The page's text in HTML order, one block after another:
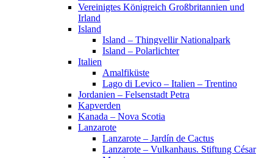
Vereinigtes Königreich Großbritannien und
Irland
Island
Island – Thingvellir Nationalpark
Island – Polarlichter
Italien
Amalfiküste
Lago di Levico – Italien – Trentino
Jordanien – Felsenstadt Petra
Kapverden
Kanada – Nova Scotia
Lanzarote
Lanzarote – Jardín de Cactus
Lanzarote – Vulkanhaus. Stiftung César